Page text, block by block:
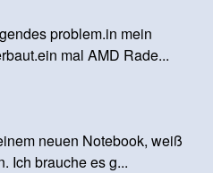
problem.in mein
mal AMD Rade...
neuen Notebook, weiß
Ich brauche es g...